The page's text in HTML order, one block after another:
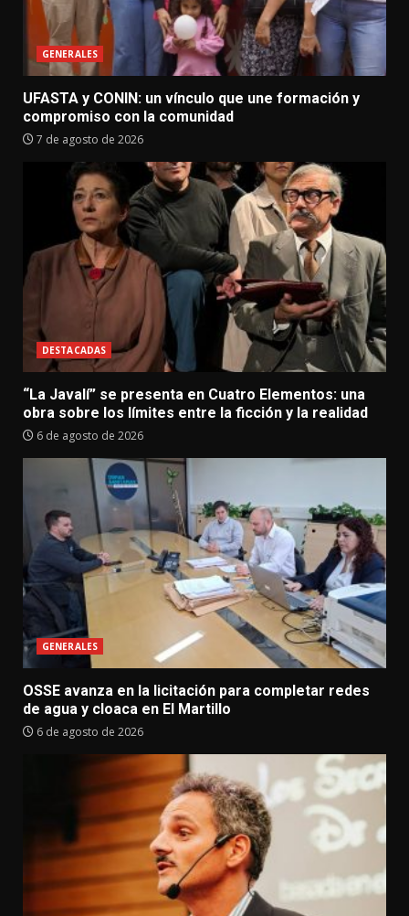
GENERALES
UFASTA y CONIN: un vínculo que une formación y
compromiso con la comunidad
7 de agosto de 2026
DESTACADAS
“La Javalí” se presenta en Cuatro Elementos: una
obra sobre los límites entre la ficción y la realidad
6 de agosto de 2026
GENERALES
OSSE avanza en la licitación para completar redes
de agua y cloaca en El Martillo
6 de agosto de 2026